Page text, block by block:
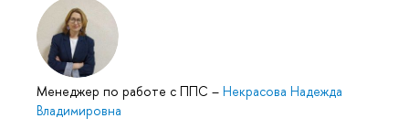
Менеджер по работе с ППС – Некрасова Надежда
Владимировна